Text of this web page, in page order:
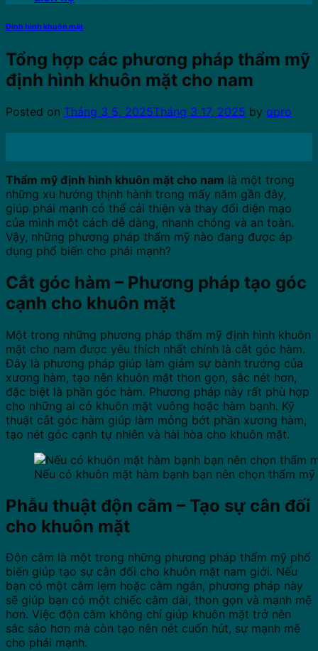
Định hình khuôn mặt
Tổng hợp các phương pháp thẩm mỹ
định hình khuôn mặt cho nam
Posted on Tháng 3 5, 2025Tháng 3 17, 2025 by qpro
Thẩm mỹ định hình khuôn mặt cho nam là một trong
những xu hướng thịnh hành trong mấy năm gần đây,
giúp phái mạnh có thể cải thiện và thay đổi diện mạo
của mình một cách dễ dàng, nhanh chóng và an toàn.
Vậy, những phương pháp thẩm mỹ nào đang được áp
dụng phổ biến cho phái mạnh?
Cắt góc hàm – Phương pháp tạo góc
cạnh cho khuôn mặt
Một trong những phương pháp thẩm mỹ định hình khuôn
mặt cho nam được yêu thích nhất chính là cắt góc hàm.
Đây là phương pháp giúp làm giảm sự bành trướng của
xương hàm, tạo nên khuôn mặt thon gọn, sắc nét hơn,
đặc biệt là phần góc hàm. Phương pháp này rất phù hợp
cho những ai có khuôn mặt vuông hoặc hàm bạnh. Kỹ
thuật cắt góc hàm giúp làm mỏng bớt phần xương hàm,
tạo nét góc cạnh tự nhiên và hài hòa cho khuôn mặt.
Nếu có khuôn mặt hàm bạnh bạn nên chọn thẩm
Phẫu thuật độn cằm – Tạo sự cân đối
cho khuôn mặt
Độn cằm là một trong những phương pháp thẩm mỹ phổ
biến giúp tạo sự cân đối cho khuôn mặt nam giới. Nếu
bạn có một cằm lẹm hoặc cằm ngắn, phương pháp này
sẽ giúp bạn có một chiếc cằm dài, thon gọn và mạnh mẽ
hơn. Việc độn cằm không chỉ giúp khuôn mặt trở nên
sắc sảo hơn mà còn tạo nên nét cuốn hút, sự mạnh mẽ
cho phái mạnh.